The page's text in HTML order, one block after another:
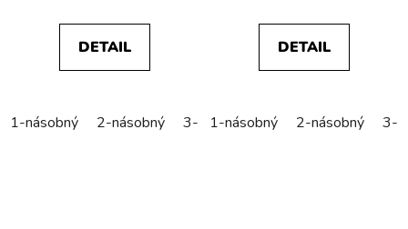
DETAIL
1-násobný 2-násobný 3-násobný 4-násobný 5-
DETAIL
1-násobný 2-násobný 3-